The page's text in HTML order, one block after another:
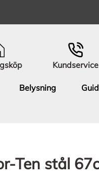
Kundservice
Belysning
Ten stål